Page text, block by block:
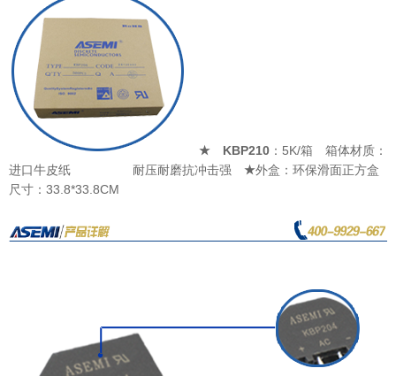
★ KBP210 ：5K/箱
箱体材质：
进口牛皮纸
耐压耐磨抗冲击强 ★外盒：环保滑面正方盒
尺寸：33.8*33.8CM